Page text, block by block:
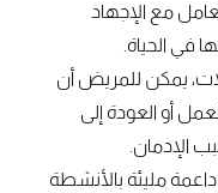
مع الإجهاد
في الحياة.
يمكن للمريض أن
أو العودة إلى
الإدمان.
مليئة بالأنشطة